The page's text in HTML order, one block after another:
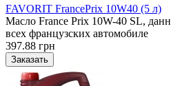
FAVORIT FrancePrix 10W40 (5 л)
Масло France Prix 10W-40 SL,
всех французских автомобиле
397.88 грн